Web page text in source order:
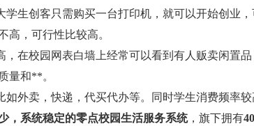
创客只需购买一台打印机，就可以开始创业，
高，可行性比较高。
在校园网表白墙上经常可以看到有人贩卖闲置品
量和**。
如外卖，快递，代买代办等。同时学生消费频率
，系统稳定的零点校园生活服务系统，旗下拥有